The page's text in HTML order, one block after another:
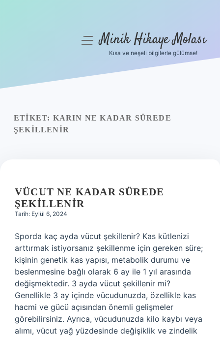
Yasal Uyarı
menüyüMinik Hikaye Molası
Kısa ve neşeli bilgilerle gülümse!
ETIKET: KARIN NE KADAR SÜREDE
ŞEKILLENIR
VÜCUT NE KADAR SÜREDE
ŞEKILLENIR
Tarih: Eylül 6, 2024
Sporda kaç ayda vücut şekillenir? Kas kütlenizi
arttırmak istiyorsanız şekillenme için gereken süre;
kişinin genetik kas yapısı, metabolik durumu ve
beslenmesine bağlı olarak 6 ay ile 1 yıl arasında
değişmektedir. 3 ayda vücut şekillenir mi?
Genellikle 3 ay içinde vücudunuzda, özellikle kas
hacmi ve gücü açısından önemli gelişmeler
görebilirsiniz. Ayrıca, vücudunuzda kilo kaybı veya
alımı, vücut yağ yüzdesinde değişiklik ve zindelik